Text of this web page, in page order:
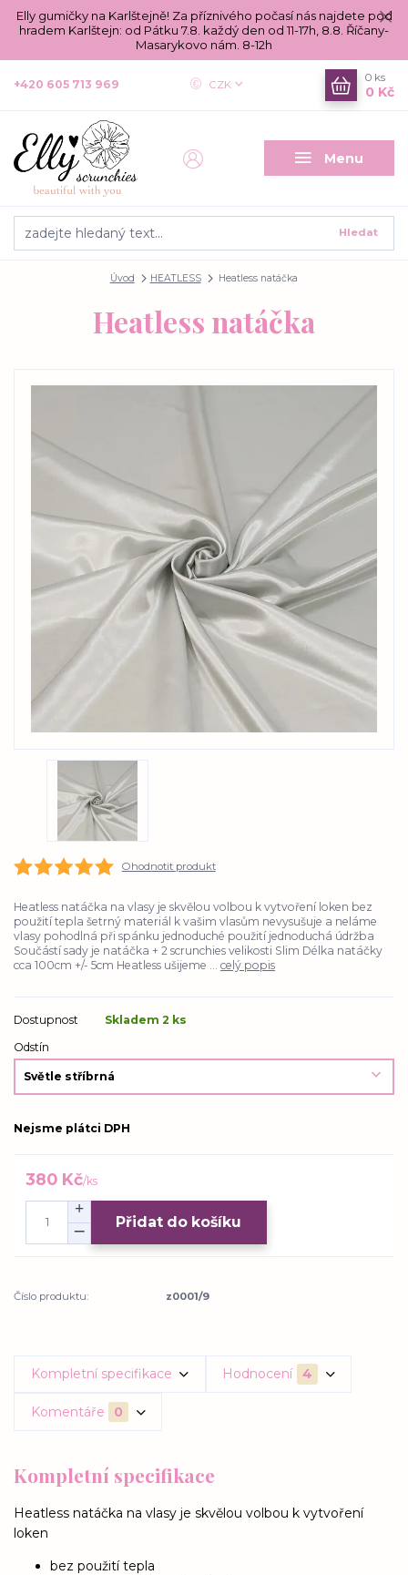
Elly gumičky na Karlštejně! Za příznivého počasí nás najdete pod
hradem Karlštejn: od Pátku 7.8. každý den od 11-17h, 8.8. Říčany-
Masarykovo nám. 8-12h
Menu
CZK
Hledat
+420 605 713 969
0 ks
0 Kč
Úvod HEATLESS Heatless natáčka
Heatless natáčka
Ohodnotit produkt
Heatless natáčka na vlasy je skvělou volbou k vytvoření loken bez
použití tepla šetrný materiál k vašim vlasům nevysušuje a neláme
vlasy pohodlná při spánku jednoduché použití jednoduchá údržba
Součástí sady je natáčka + 2 scrunchies velikosti Slim Délka natáčky
cca 100cm +/- 5cm Heatless ušijeme ... celý popis
Dostupnost
Skladem 2 ks
Odstín
Nejsme plátci DPH
380 Kč/ks
Přidat do košíku
Číslo produktu: z0001/9
Kompletní specifikace Hodnocení 4
Komentáře 0
Kompletní specifikace
Heatless natáčka na vlasy je skvělou volbou k vytvoření
loken
bez použití tepla